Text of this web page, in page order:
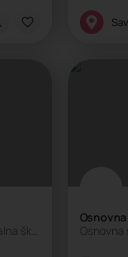
Francuska škola u Beogradu je internacionalna škola koju pohađaju deca brojnih nacionalnosti. Škola sprovodi…